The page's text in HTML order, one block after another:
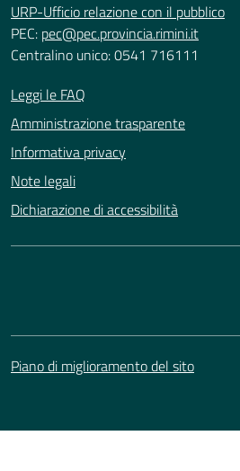
URP-Ufficio relazione con il pubblico
PEC: pec@pec.provincia.rimini.it
Centralino unico: 0541 716111
Leggi le FAQ
Amministrazione trasparente
Informativa privacy
Note legali
Dichiarazione di accessibilità
Piano di miglioramento del sito